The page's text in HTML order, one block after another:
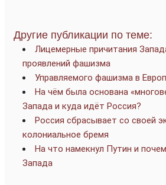
Другие публикации по теме:
Лицемерные причитания
проявлений фашизма
Управляемого фашизма в
На чём была основана
Запада и куда идёт Россия?
Россия сбрасывает со своей
колониальное бремя
На что намекнул Путин и
Запада